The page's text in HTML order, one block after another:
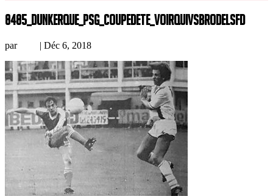
8485_Dunkerque_PSG_CoupeDEte_voirquivsBrodelSFD
par | Déc 6, 2018